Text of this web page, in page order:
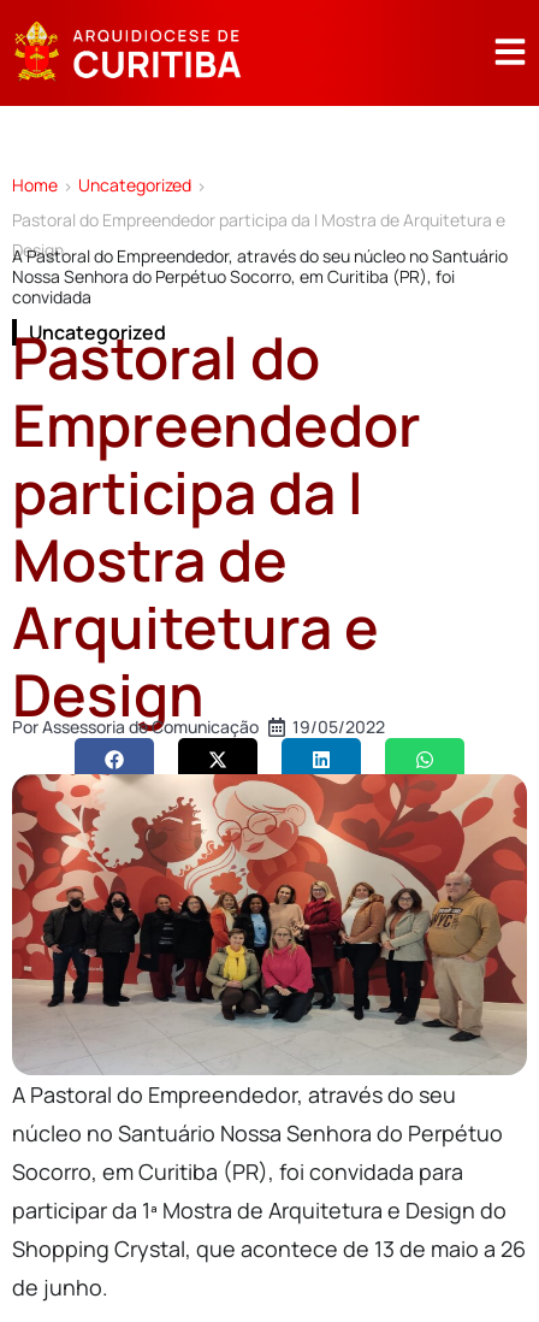
Home > Uncategorized >
Pastoral do Empreendedor participa da I Mostra de Arquitetura e
Design
A Pastoral do Empreendedor, através do seu núcleo no Santuário
Nossa Senhora do Perpétuo Socorro, em Curitiba (PR), foi
convidada
Uncategorized
Pastoral do
Empreendedor
participa da I
Mostra de
Arquitetura e
Design
PorAssessoria de Comunicação 19/05/2022
A Pastoral do Empreendedor, através do seu
núcleo no Santuário Nossa Senhora do Perpétuo
Socorro, em Curitiba (PR), foi convidada para
participar da 1ª Mostra de Arquitetura e Design do
Shopping Crystal, que acontece de 13 de maio a 26
de junho.